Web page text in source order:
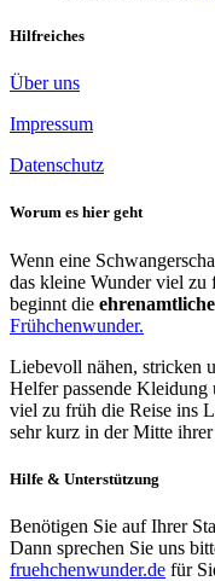
Hilfreiches
Über uns
Impressum
Datenschutz
Worum es hier geht
Wenn eine
das kleine Wunder viel
beginnt die
Frühchenwunder.
Liebevoll nähen, stricken
Helfer passende
viel zu früh die Reise ins
sehr kurz in der Mitte
Hilfe & Unterstützung
Benötigen Sie auf Ihrer
Dann sprechen Sie uns
fruehchenwunder.de für